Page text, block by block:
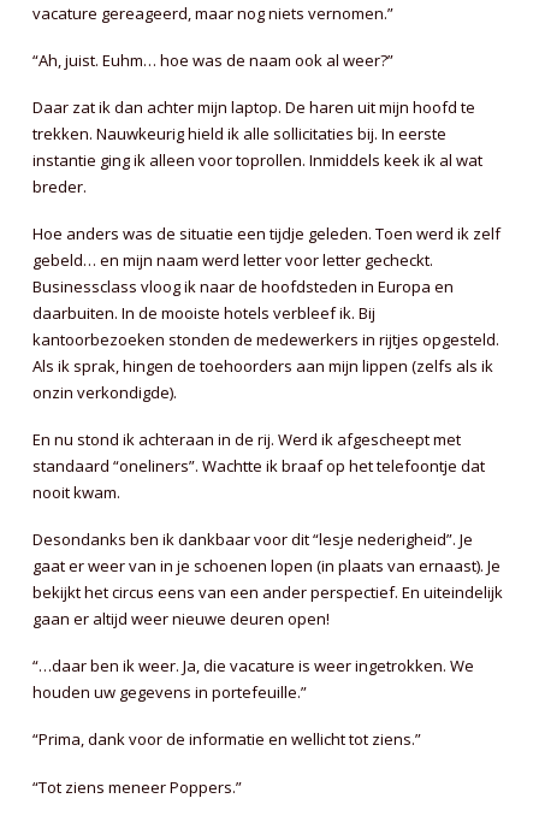
vacature gereageerd, maar nog niets vernomen.”
“Ah, juist. Euhm… hoe was de naam ook al weer?”
Daar zat ik dan achter mijn laptop. De haren uit mijn hoofd te
trekken. Nauwkeurig hield ik alle sollicitaties bij. In eerste
instantie ging ik alleen voor toprollen. Inmiddels keek ik al wat
breder.
Hoe anders was de situatie een tijdje geleden. Toen werd ik zelf
gebeld… en mijn naam werd letter voor letter gecheckt.
Businessclass vloog ik naar de hoofdsteden in Europa en
daarbuiten. In de mooiste hotels verbleef ik. Bij
kantoorbezoeken stonden de medewerkers in rijtjes opgesteld.
Als ik sprak, hingen de toehoorders aan mijn lippen (zelfs als ik
onzin verkondigde).
En nu stond ik achteraan in de rij. Werd ik afgescheept met
standaard “oneliners”. Wachtte ik braaf op het telefoontje dat
nooit kwam.
Desondanks ben ik dankbaar voor dit “lesje nederigheid”. Je
gaat er weer van in je schoenen lopen (in plaats van ernaast). Je
bekijkt het circus eens van een ander perspectief. En uiteindelijk
gaan er altijd weer nieuwe deuren open!
“…daar ben ik weer. Ja, die vacature is weer ingetrokken. We
houden uw gegevens in portefeuille.”
“Prima, dank voor de informatie en wellicht tot ziens.”
“Tot ziens meneer Poppers.”